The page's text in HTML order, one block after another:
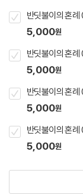
반딧불이의 혼례
5,000원
반딧불이의 혼례
5,000원
반딧불이의 혼례
5,000원
반딧불이의 혼례
5,000원